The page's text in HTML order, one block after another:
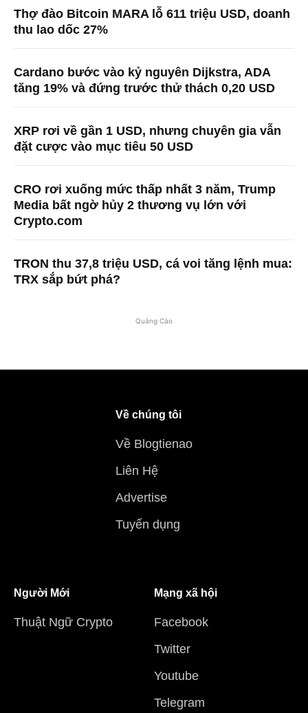
Thợ đào Bitcoin MARA lỗ 611 triệu USD, doanh
thu lao dốc 27%
Cardano bước vào kỷ nguyên Dijkstra, ADA
tăng 19% và đứng trước thử thách 0,20 USD
XRP rơi về gần 1 USD, nhưng chuyên gia vẫn
đặt cược vào mục tiêu 50 USD
CRO rơi xuống mức thấp nhất 3 năm, Trump
Media bất ngờ hủy 2 thương vụ lớn với
Crypto.com
TRON thu 37,8 triệu USD, cá voi tăng lệnh mua:
TRX sắp bứt phá?
Quảng Cáo
Về chúng tôi
Về Blogtienao
Liên Hệ
Advertise
Tuyển dụng
Người Mới
Thuật Ngữ Crypto
Mạng xã hội
Facebook
Twitter
Youtube
Telegram